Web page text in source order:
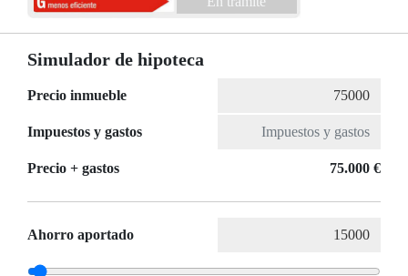
Simulador de hipoteca
Precio inmueble
Impuestos y gastos
Precio + gastos 75.000 €
Ahorro aportado